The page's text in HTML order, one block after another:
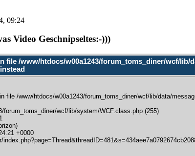
09:24
Video Geschnipseltes:-)))
file /www/htdocs/w00a1243/forum_toms_diner/wcf/
file /www/htdocs/w00a1243/forum_toms_diner/wcf/lib/data/
forum_toms_diner/wcf/lib/system/WCF.class.php (255)
+0000